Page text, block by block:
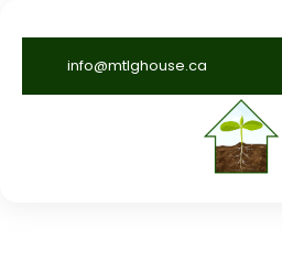
info@mtlghouse.ca